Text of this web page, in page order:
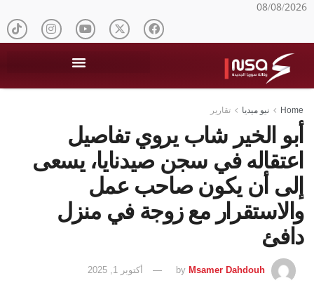
08/08/2026
Home نيو ميديا تقارير
أبو الخير شاب يروي تفاصيل
اعتقاله في سجن صيدنايا، يسعى
إلى أن يكون صاحب عمل
والاستقرار مع زوجة في منزل
دافئ
by Msamer Dahdouh أكتوبر 1, 2025